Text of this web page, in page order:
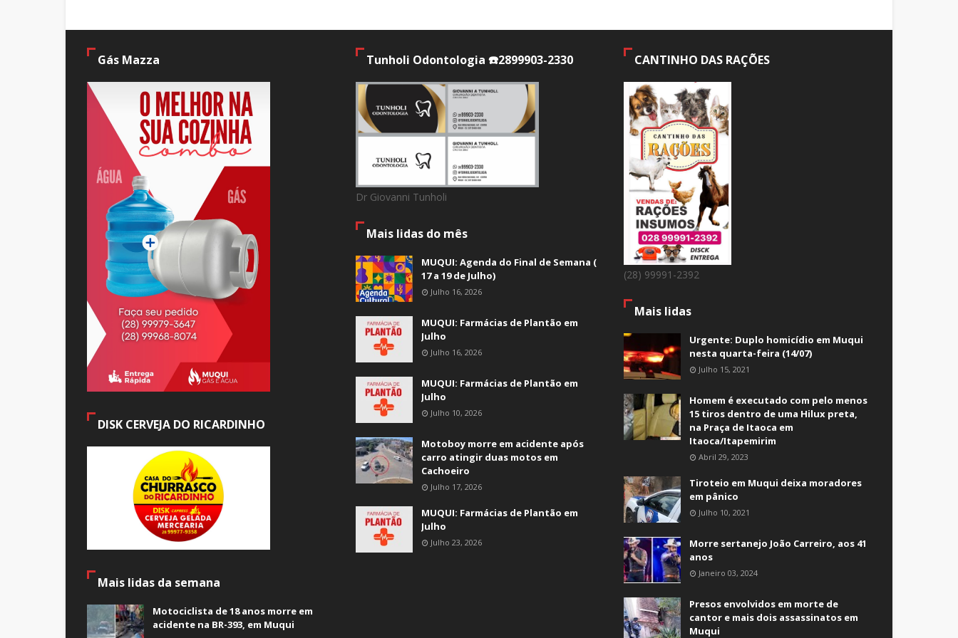
Gás Mazza
DISK CERVEJA DO RICARDINHO
Mais lidas da semana
Motociclista de 18 anos morre em
acidente na BR-393, em Muqui
Tunholi Odontologia ☎️2899903-2330
Dr Giovanni Tunholi
Mais lidas do mês
MUQUI: Agenda do Final de Semana (
17 a 19 de Julho)
Julho 16, 2026
MUQUI: Farmácias de Plantão em
Julho
Julho 16, 2026
MUQUI: Farmácias de Plantão em
Julho
Julho 10, 2026
Motoboy morre em acidente após
carro atingir duas motos em
Cachoeiro
Julho 17, 2026
MUQUI: Farmácias de Plantão em
Julho
Julho 23, 2026
CANTINHO DAS RAÇÕES
(28) 99991-2392
Mais lidas
Urgente: Duplo homicídio em Muqui
nesta quarta-feira (14/07)
Julho 15, 2021
Homem é executado com pelo menos
15 tiros dentro de uma Hilux preta,
na Praça de Itaoca em
Itaoca/Itapemirim
Abril 29, 2023
Tiroteio em Muqui deixa moradores
em pânico
Julho 10, 2021
Morre sertanejo João Carreiro, aos 41
anos
Janeiro 03, 2024
Presos envolvidos em morte de
cantor e mais dois assassinatos em
Muqui